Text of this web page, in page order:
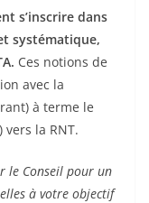
s’inscrire dans
systématique,
Ces notions de
avec la
à terme le
vers la RNT.
le Conseil pour un
à votre objectif